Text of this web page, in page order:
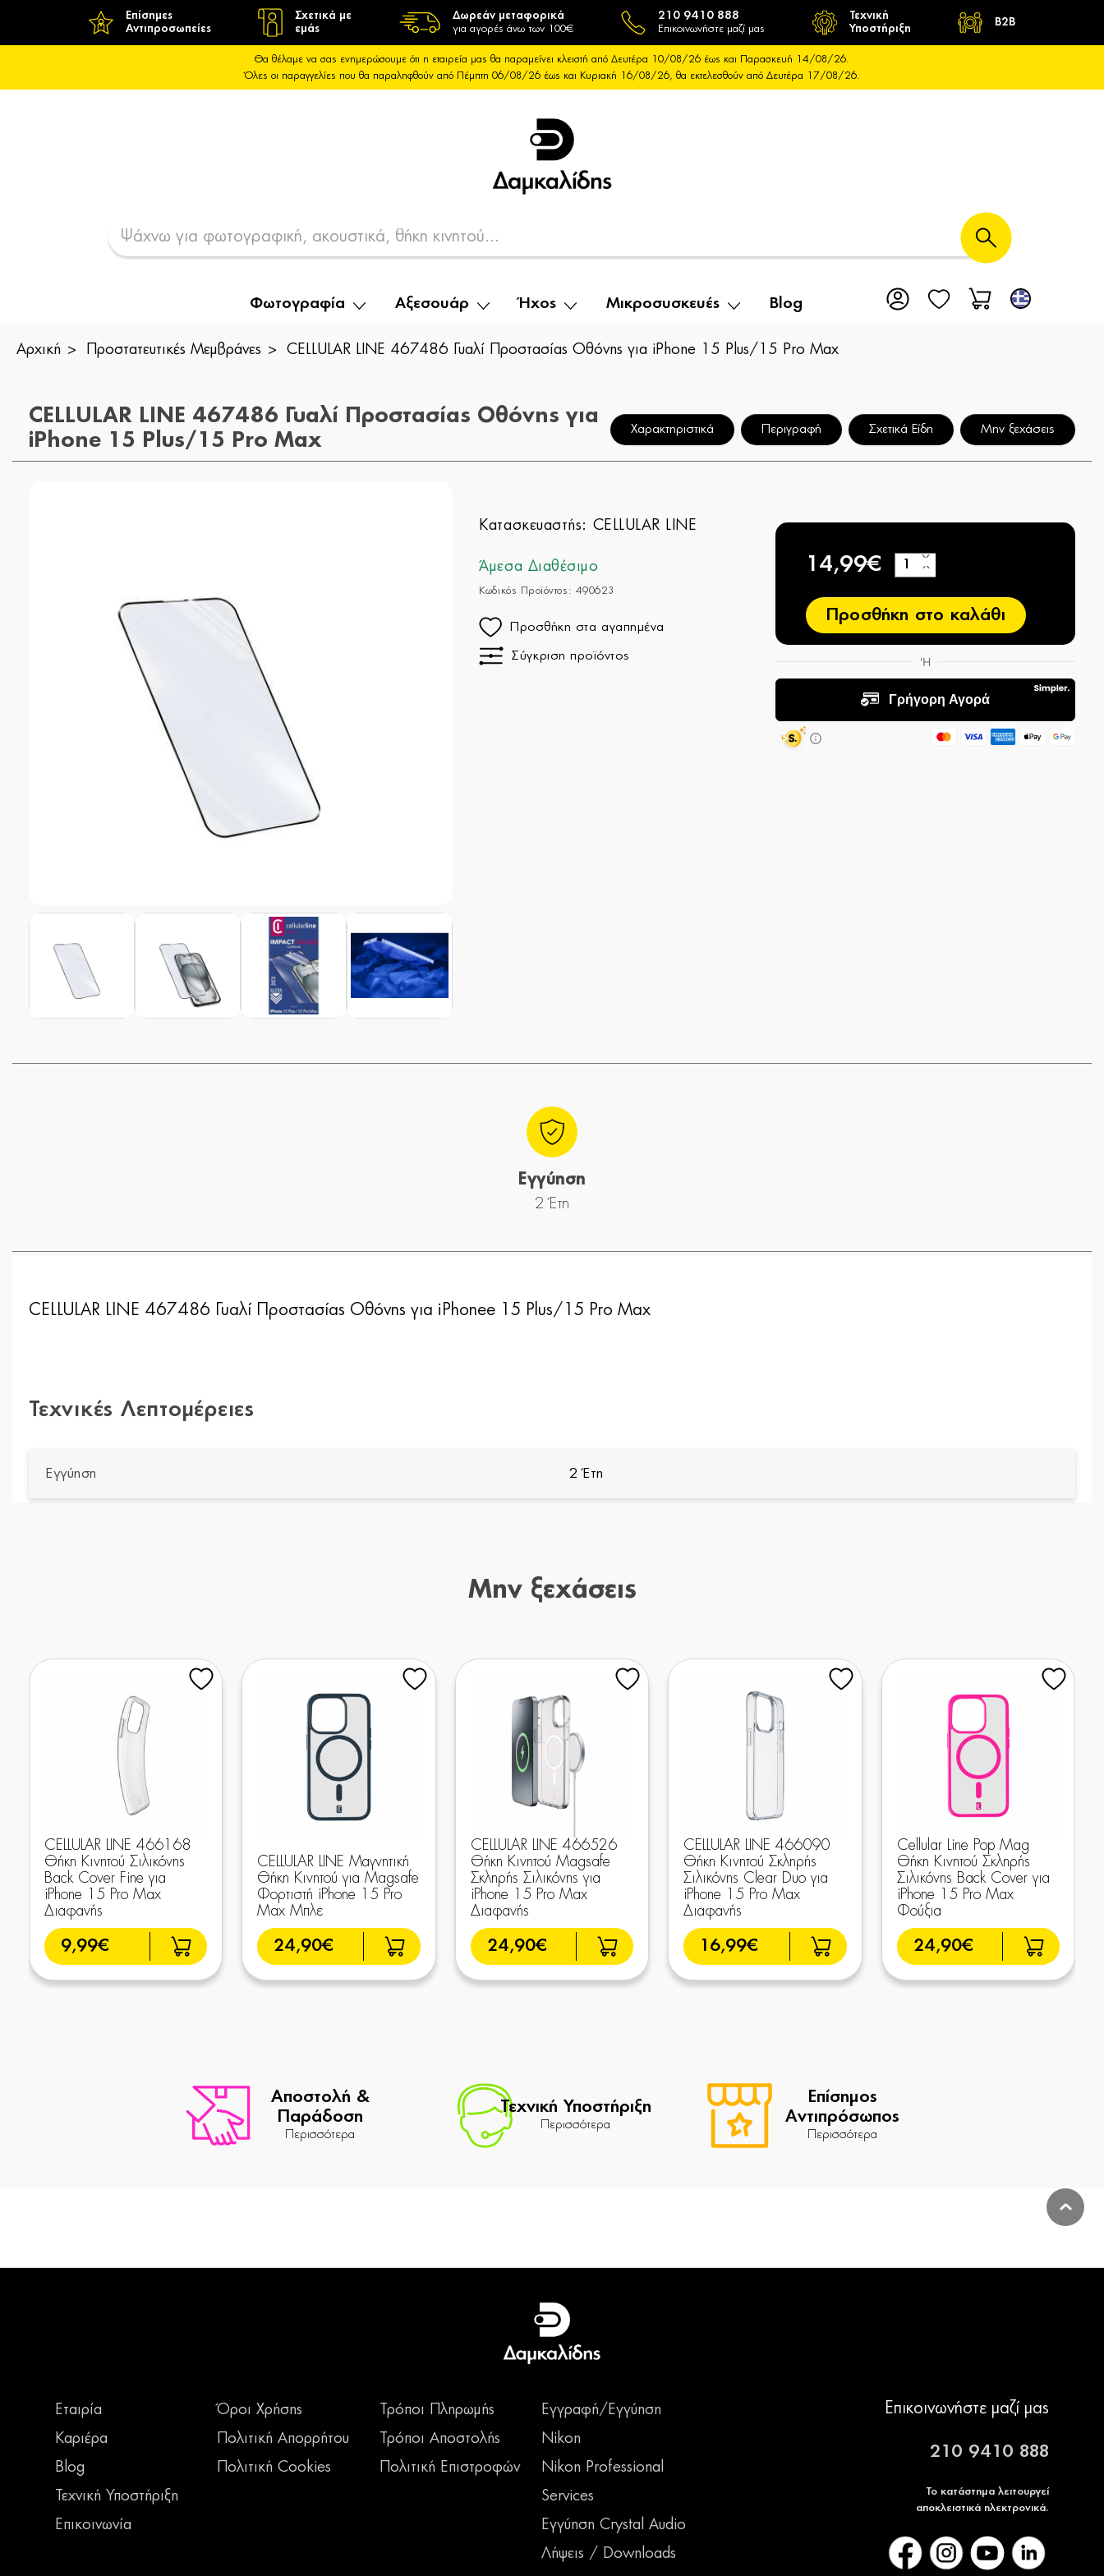
Επίσημες
Αντιπροσωπείες
Σχετικά με
εμάς
Δωρεάν μεταφορικά
για αγορές άνω των 100€
210 9410 888
Επικοινωνήστε μαζί μας
Τεχνική
Υποστήριξη
B2B
Θα θέλαμε να σας ενημερώσουμε ότι η εταιρεία μας θα παραμείνει κλειστή από Δευτέρα 10/08/26 έως και Παρασκευή 14/08/26.
Όλες οι παραγγελίες που θα παραληφθούν από Πέμπτη 06/08/26 έως και Κυριακή 16/08/26, θα εκτελεσθούν από Δευτέρα 17/08/26.
Φωτογραφία Αξεσουάρ Ήχος Μικροσυσκευές Blog
Αρχική Προστατευτικές Μεμβράνες CELLULAR LINE 467486 Γυαλί Προστασίας Οθόνης για iPhone 15 Plus/15 Pro Max
CELLULAR LINE 467486 Γυαλί Προστασίας Οθόνης για
iPhone 15 Plus/15 Pro Max
Χαρακτηριστικά Περιγραφή Σχετικά Είδη Μην ξεχάσεις
Κατασκευαστής: CELLULAR LINE
Άμεσα Διαθέσιμο
Κωδικός Προϊόντος: 490623
Προσθήκη στα αγαπημένα
Σύγκριση προϊόντος
14,99€ −
+
Προσθήκη στο καλάθι
Εγγύηση
2 Έτη
CELLULAR LINE 467486 Γυαλί Προστασίας Οθόνης για iPhonee 15 Plus/15 Pro Max
Τεχνικές Λεπτομέρειες
Εγγύηση 2 Έτη
Μην ξεχάσεις
CELLULAR LINE 466168
Θήκη Κινητού Σιλικόνης
Back Cover Fine για
iPhone 15 Pro Max
Διαφανής
9,99€
CELLULAR LINE Μαγνητική
Θήκη Κινητού για Magsafe
Φορτιστή iPhone 15 Pro
Max Μπλε
24,90€
CELLULAR LINE 466526
Θήκη Κινητού Magsafe
Σκληρής Σιλικόνης για
iPhone 15 Pro Max
Διαφανής
24,90€
CELLULAR LINE 466090
Θήκη Κινητού Σκληρής
Σιλικόνης Clear Duo για
iPhone 15 Pro Max
Διαφανής
16,99€
Cellular Line Pop Mag
Θήκη Κινητού Σκληρής
Σιλικόνης Back Cover για
iPhone 15 Pro Max
Φούξια
24,90€
Αποστολή &
Παράδοση
Περισσότερα
Τεχνική Υποστήριξη
Περισσότερα
Επίσημος
Αντιπρόσωπος
Περισσότερα
Εταιρία
Καριέρα
Blog
Τεχνική Υποστήριξη
Επικοινωνία
Όροι Χρήσης
Πολιτική Απορρήτου
Πολιτική Cookies
Τρόποι Πληρωμής
Τρόποι Αποστολής
Πολιτική Επιστροφών
Εγγραφή/Εγγύηση
Nikon
Nikon Professional
Services
Εγγύηση Crystal Audio
Λήψεις / Downloads
Επικοινωνήστε μαζί μας
210 9410 888
Το κατάστημα λειτουργεί
αποκλειστικά ηλεκτρονικά.